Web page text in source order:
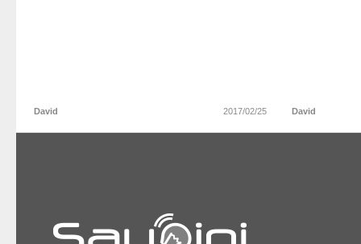
David 2017/02/25 David